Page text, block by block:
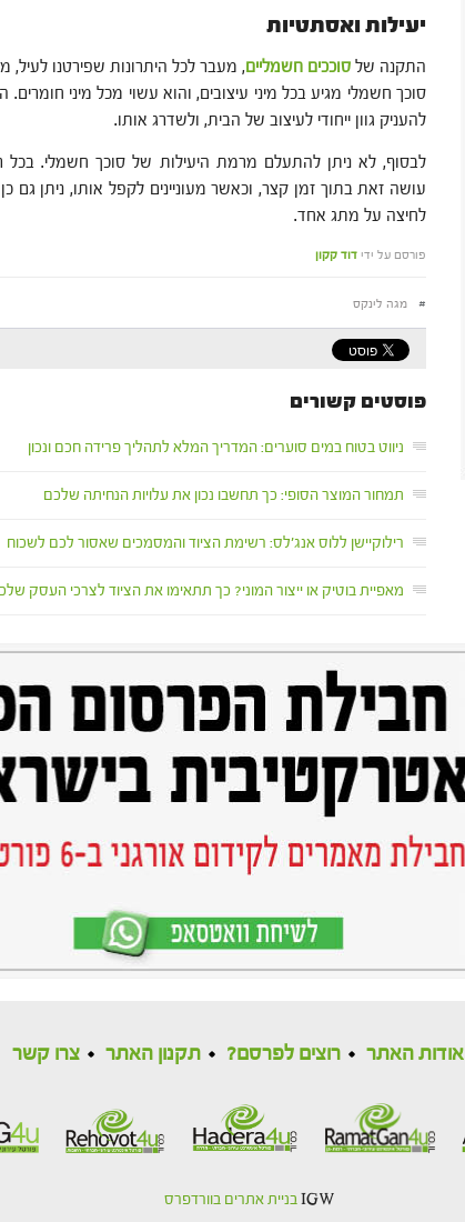
יעילות ואסתטיות
התקנה שלסוככים חשמליים, מעבר לכל היתרונות שפירטנו לעיל,
סוכך חשמלי מגיע בכל מיני עיצובים, והוא עשוי מכל מיני
להעניק גוון ייחודי לעיצוב של הבית, ולשדרג אותו.
לבסוף, לא ניתן להתעלם מרמת היעילות של סוכך חשמלי. בכל
עושה זאת בתוך זמן קצר, וכאשר מעוניינים לקפל אותו, ניתן גם
לחיצה על מתג אחד.
פורסם על ידי דוד קקון
# מגה לינקס
פוסטים קשורים
ניווט בטוח במים סוערים: המדריך המלא לתהליך פרידה חכם ונכון
תמחור המוצר הסופי: כך תחשבו נכון את עלויות הנחיתה שלכם
רילוקיישן ללוס אנג'לס: רשימת הציוד והמסמכים שאסור לכם לשכוח
מאפיית בוטיק או ייצור המוני? כך תתאימו את הציוד לצרכי העסק
אודות האתר רוצים לפרסם? תקנון האתר צרו קשר
IGW בניית אתרים בוורדפרס